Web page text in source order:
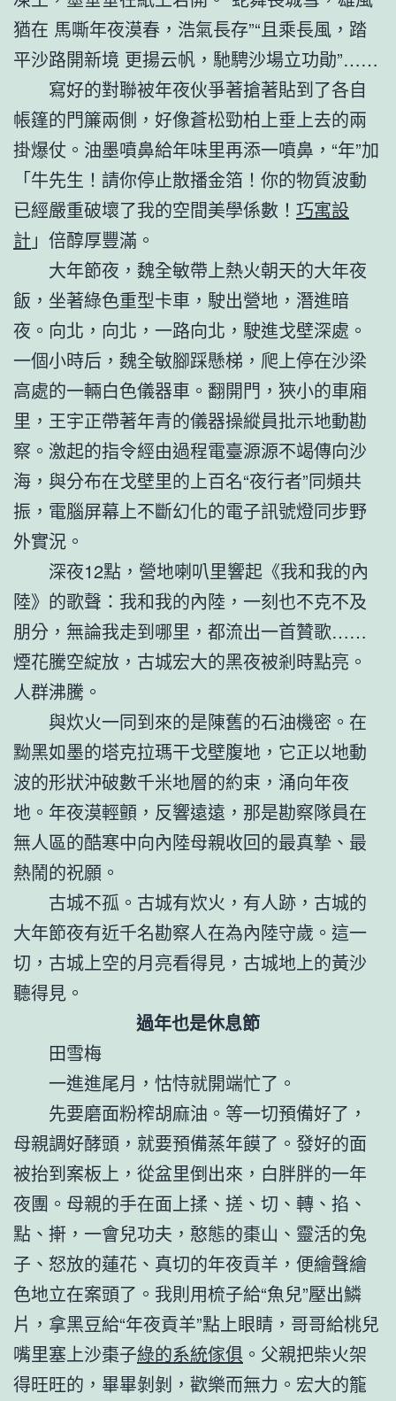
猶在 馬嘶年夜漠春，浩氣長存”“且乘長風，踏
平沙路開新境 更揚云帆，馳騁沙場立功勛”……
寫好的對聯被年夜伙爭著搶著貼到了各自
帳篷的門簾兩側，好像蒼松勁柏上垂上去的兩
掛爆仗。油墨噴鼻給年味里再添一噴鼻，“年”加
「牛先生！請你停止散播金箔！你的物質波動
已經嚴重破壞了我的空間美學係數！ 巧寓設
計 」倍醇厚豐滿。
大年節夜，魏全敏帶上熱火朝天的大年夜
飯，坐著綠色重型卡車，駛出營地，潛進暗
夜。向北，向北，一路向北，駛進戈壁深處。
一個小時后，魏全敏腳踩懸梯，爬上停在沙梁
高處的一輛白色儀器車。翻開門，狹小的車廂
里，王宇正帶著年青的儀器操縱員批示地動勘
察。激起的指令經由過程電臺源源不竭傳向沙
海，與分布在戈壁里的上百名“夜行者”同頻共
振，電腦屏幕上不斷幻化的電子訊號燈同步野
外實況。
深夜12點，營地喇叭里響起《我和我的內
陸》的歌聲：我和我的內陸，一刻也不克不及
朋分，無論我走到哪里，都流出一首贊歌……
煙花騰空綻放，古城宏大的黑夜被剎時點亮。
人群沸騰。
與炊火一同到來的是陳舊的石油機密。在
黝黑如墨的塔克拉瑪干戈壁腹地，它正以地動
波的形狀沖破數千米地層的約束，涌向年夜
地。年夜漠輕顫，反響遠遠，那是勘察隊員在
無人區的酷寒中向內陸母親收回的最真摯、最
熱鬧的祝願。
古城不孤。古城有炊火，有人跡，古城的
大年節夜有近千名勘察人在為內陸守歲。這一
切，古城上空的月亮看得見，古城地上的黃沙
聽得見。
過年也是休息節
田雪梅
一進進尾月，怙恃就開端忙了。
先要磨面粉榨胡麻油。等一切預備好了，
母親調好酵頭，就要預備蒸年饃了。發好的面
被抬到案板上，從盆里倒出來，白胖胖的一年
夜團。母親的手在面上揉、搓、切、轉、掐、
點、搟，一會兒功夫，憨態的棗山、靈活的兔
子、怒放的蓮花、真切的年夜貢羊，便繪聲繪
色地立在案頭了。我則用梳子給“魚兒”壓出鱗
片，拿黑豆給“年夜貢羊”點上眼睛，哥哥給桃兒
嘴里塞上沙棗子綠的系統傢俱 。父親把柴火架
得旺旺的，畢畢剝剝，歡樂而無力。宏大的籠